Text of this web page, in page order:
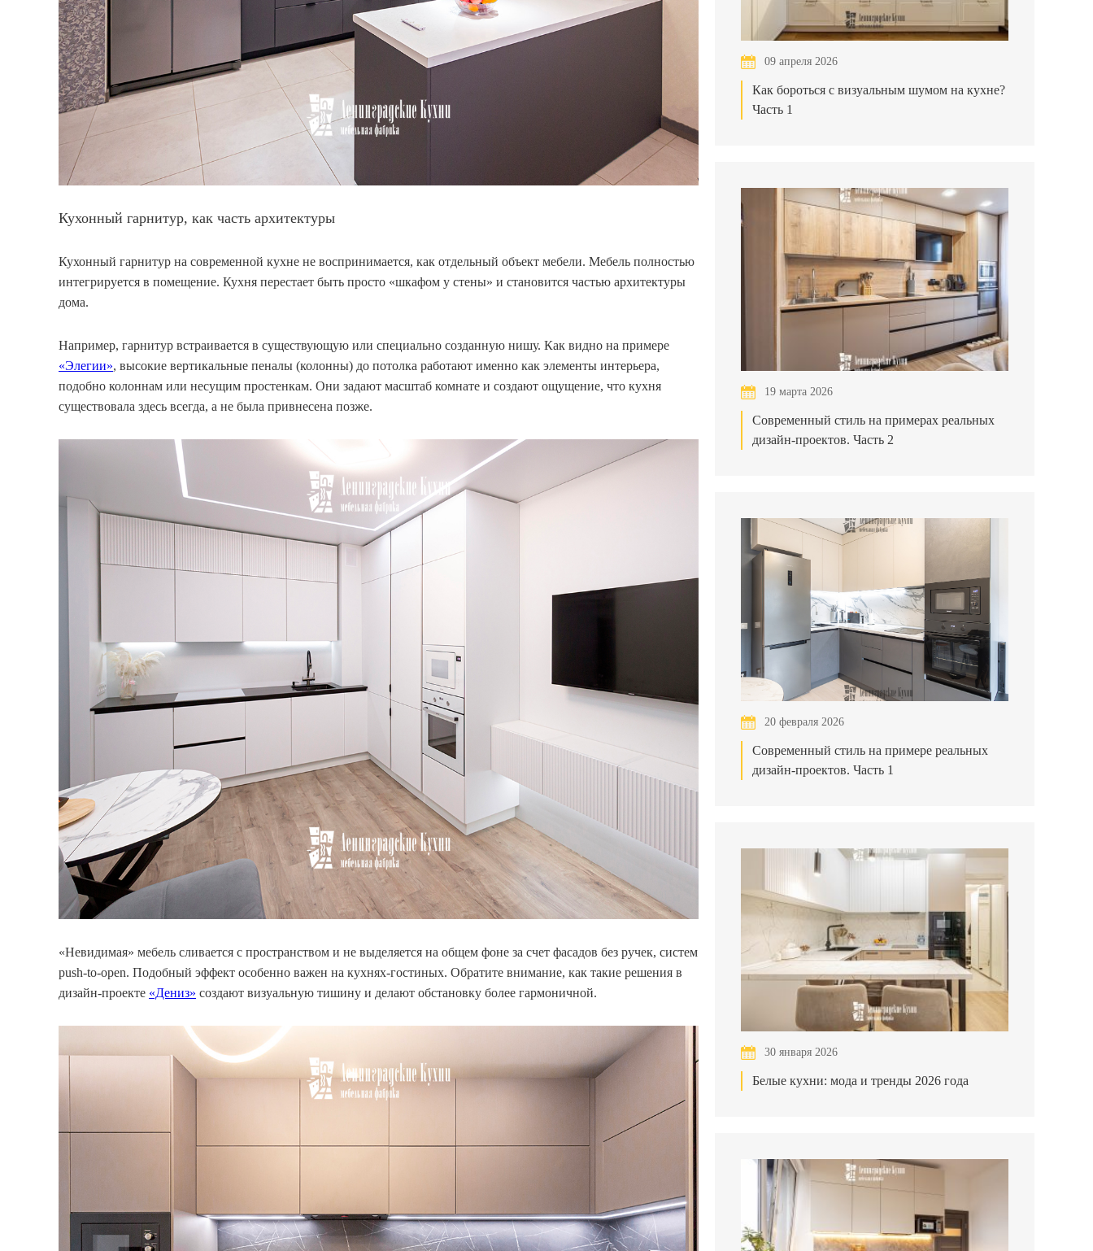
Кухонный гарнитур, как часть архитектуры
Кухонный гарнитур на современной кухне не воспринимается, как отдельный объект мебели. Мебель полностью
интегрируется в помещение. Кухня перестает быть просто «шкафом у стены» и становится частью архитектуры
дома.
Например, гарнитур встраивается в существующую или специально созданную нишу. Как видно на примере
«Элегии», высокие вертикальные пеналы (колонны) до потолка работают именно как элементы интерьера,
подобно колоннам или несущим простенкам. Они задают масштаб комнате и создают ощущение, что кухня
существовала здесь всегда, а не была привнесена позже.
«Невидимая» мебель сливается с пространством и не выделяется на общем фоне за счет фасадов без ручек, систем
push-to-open. Подобный эффект особенно важен на кухнях-гостиных. Обратите внимание, как такие решения в
дизайн-проекте «Дениз» создают визуальную тишину и делают обстановку более гармоничной.
09 апреля 2026
Как бороться с визуальным шумом на кухне?
Часть 1
19 марта 2026
Современный стиль на примерах реальных
дизайн-проектов. Часть 2
20 февраля 2026
Современный стиль на примере реальных
дизайн-проектов. Часть 1
30 января 2026
Белые кухни: мода и тренды 2026 года